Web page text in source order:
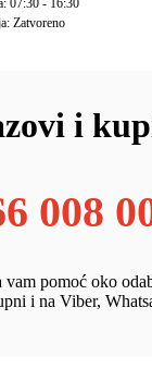
07:30 - 16:30
Zatvoreno
i
008
vam pomoć oko
i na Viber,